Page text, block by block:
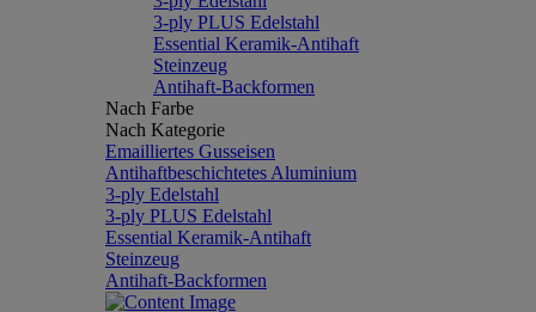
3-ply PLUS Edelstahl
Essential Keramik-Antihaft
Steinzeug
Antihaft-Backformen
Nach Farbe
Nach Kategorie
Emailliertes Gusseisen
Antihaftbeschichtetes Aluminium
3-ply Edelstahl
3-ply PLUS Edelstahl
Essential Keramik-Antihaft
Steinzeug
Antihaft-Backformen